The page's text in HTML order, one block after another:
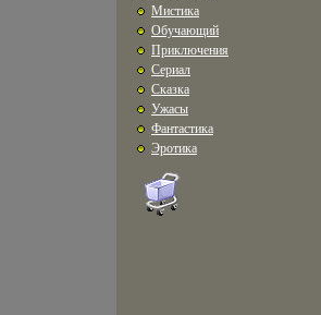
Мистика
Обучающий
Приключения
Сериал
Сказка
Ужасы
Фантастика
Эротика